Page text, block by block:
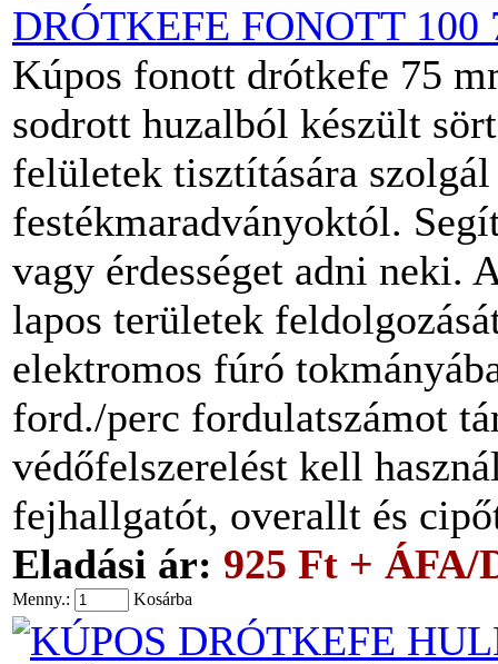
DRÓTKEFE FONOTT 100
Kúpos fonott drótkefe 75
sodrott huzalból készült
felületek tisztítására
festékmaradványoktól.
vagy érdességet adni neki.
lapos területek
elektromos fúró
ford./perc fordulatszámot
védőfelszerelést kell
fejhallgatót, overallt és
Eladási ár: 925 Ft + ÁFA/
Menny.: Kosárba